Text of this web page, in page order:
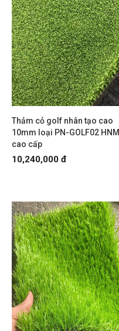
Thảm cỏ golf nhân tạo cao
10mm loại PN-GOLF02 HNM
cao cấp
10,240,000 đ